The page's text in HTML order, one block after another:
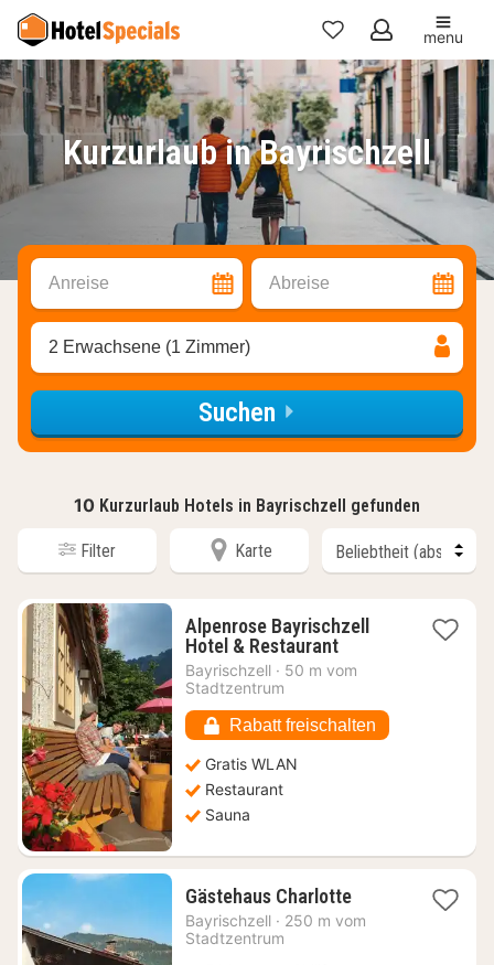
Meine
Favoriten
menu
Kurzurlaub in Bayrischzell
Anreise Abreise
2 Erwachsene (1 Zimmer)
Suchen
10 Kurzurlaub Hotels in Bayrischzell gefunden
Filter Karte
Alpenrose Bayrischzell
Hotel & Restaurant1
Nacht
€
Bayrischzell · 50 m vom
Stadtzentrum
Rabatt freischalten
Gratis WLAN
Restaurant
Sauna
Gästehaus Charlotte1
Nacht
Bayrischzell · 250 m vom
Stadtzentrum